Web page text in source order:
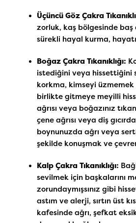
Üçüncü Göz Çakra
zorluk, kaş bölgesinde baş
sürekli hayal kurma,
Boğaz Çakra Tıkanıklığı:
istediğini veya hissettiğini
korkma, kimseyi üzmemek
birlikte gitmeye meyilli
ağrısı veya boğazınız
çene ağrısı veya diş
boynunuzda ağrı veya
şekilde konuşmak ve
Kalp Çakra Tıkanıklığı:
sevilmek için başkalarını
zorundaymışsınız gibi
astım ve alerji, sırtın üst
kafesinde ağrı, şefkat